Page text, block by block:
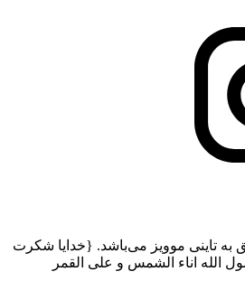
به تاینی موویز می‌باشد. {خدایا شکرت
الله اناء الشمس و علی القمر